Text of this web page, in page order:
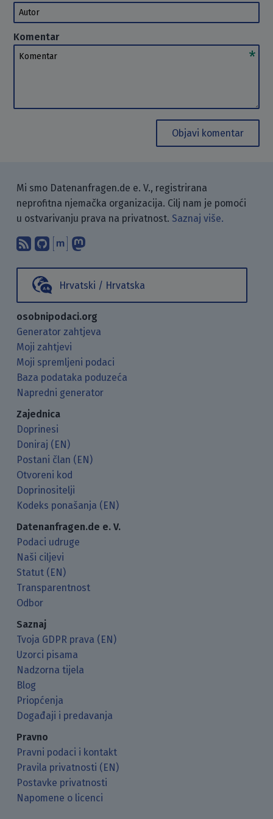
Autor
Komentar
Komentar
Objavi komentar
Mi smo Datenanfragen.de e. V., registrirana
neprofitna njemačka organizacija. Cilj nam je pomoći
u ostvarivanju prava na privatnost. Saznaj više.
Pretplati se na naš blog koristeći
Pronađi nas na GitHubu.
Raspravljaj s nama putem
Hrvatski / Hrvatska
osobnipodaci.org
Generator zahtjeva
Moji zahtjevi
Moji spremljeni podaci
Baza podataka poduzeća
Napredni generator
Zajednica
Doprinesi
Doniraj (EN)
Postani član (EN)
Otvoreni kod
Doprinositelji
Kodeks ponašanja (EN)
Datenanfragen.de e. V.
Podaci udruge
Naši ciljevi
Statut (EN)
Transparentnost
Odbor
Saznaj
Tvoja GDPR prava (EN)
Uzorci pisama
Nadzorna tijela
Blog
Priopćenja
Događaji i predavanja
Pravno
Pravni podaci i kontakt
Pravila privatnosti (EN)
Postavke privatnosti
Napomene o licenci